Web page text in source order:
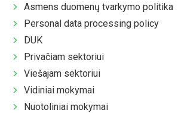
Asmens duomenų tvarkymo politika
Personal data processing policy
DUK
Privačiam sektoriui
Viešajam sektoriui
Vidiniai mokymai
Nuotoliniai mokymai